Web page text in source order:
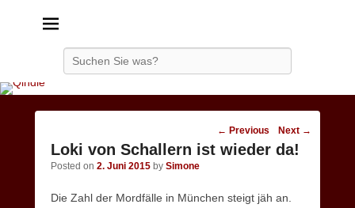
Post
navigation
← Previous Next →
Loki von Schallern ist wieder da!
Posted on 2. Juni 2015 by Simone
Die Zahl der Mordfälle in München steigt jäh an.